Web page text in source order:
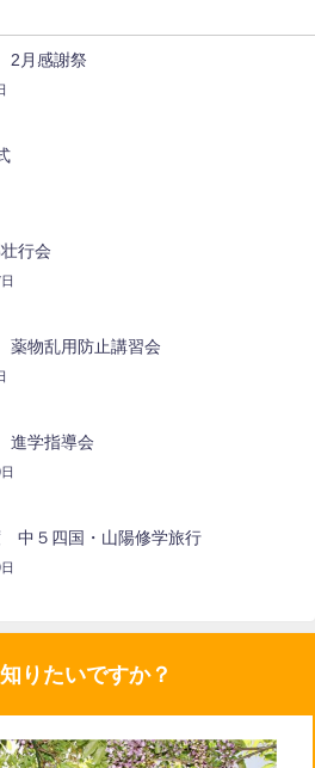
2月感謝祭
行会
物乱用防止講習会
学指導会
中５四国・山陽修学旅行
りたいですか？